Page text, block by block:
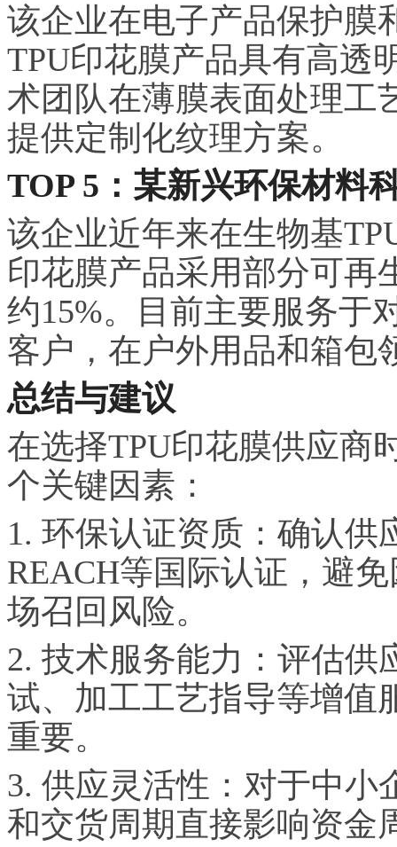
该企业在电子产品保护膜
TPU印花膜产品具有高透
术团队在薄膜表面处理工
提供定制化纹理方案。
TOP 5：某新兴环保材料
该企业近年来在生物基
印花膜产品采用部分可再
约15%。目前主要服务于
客户，在户外用品和箱包
总结与建议
在选择TPU印花膜供应商
个关键因素：
1. 环保认证资质：确认供
REACH等国际认证，避
场召回风险。
2. 技术服务能力：评估供
试、加工工艺指导等增值
重要。
3. 供应灵活性：对于中小
和交货周期直接影响资金